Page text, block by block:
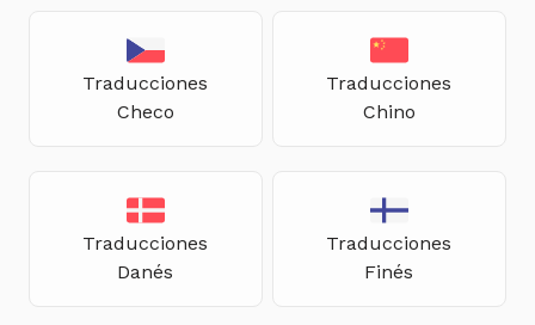
Traducciones
Checo
Traducciones
Chino
Traducciones
Danés
Traducciones
Finés